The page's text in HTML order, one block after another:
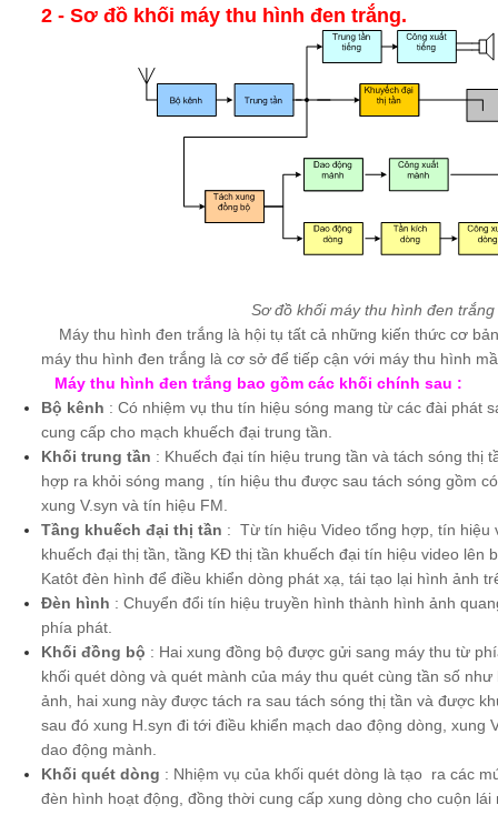
2 - Sơ đồ khối máy thu hình đen trắng.
Sơ đồ khối máy thu hình đen trắng
Máy thu hình đen trắng là hội tụ tất cả những kiến thức cơ
máy thu hình đen trắng là cơ sở để tiếp cận với máy thu hình
Máy thu hình đen trắng bao gồm các khối chính sau :
Bộ kênh : Có nhiệm vụ thu tín hiệu sóng mang từ các đài phát
cung cấp cho mạch khuếch đại trung tần.
Khối trung tần : Khuếch đại tín hiệu trung tần và tách sóng thị
hợp ra khỏi sóng mang , tín hiệu thu được sau tách sóng gồm
xung V.syn và tín hiệu FM.
Tầng khuếch đại thị tần : Từ tín hiệu Video tổng hợp, tín hiệu
khuếch đại thị tần, tầng KĐ thị tần khuếch đại tín hiệu video lên
Katôt đèn hình để điều khiển dòng phát xạ, tái tạo lại hình ảnh
Đèn hình : Chuyển đổi tín hiệu truyền hình thành hình ảnh
phía phát.
Khối đồng bộ : Hai xung đồng bộ được gửi sang máy thu từ
khối quét dòng và quét mành của máy thu quét cùng tần số
ảnh, hai xung này được tách ra sau tách sóng thị tần và được
sau đó xung H.syn đi tới điều khiển mạch dao động dòng, xung
dao động mành.
Khối quét dòng : Nhiệm vụ của khối quét dòng là tạo ra các
đèn hình hoạt động, đồng thời cung cấp xung dòng cho cuộn